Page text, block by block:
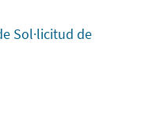
Sol·licitud de